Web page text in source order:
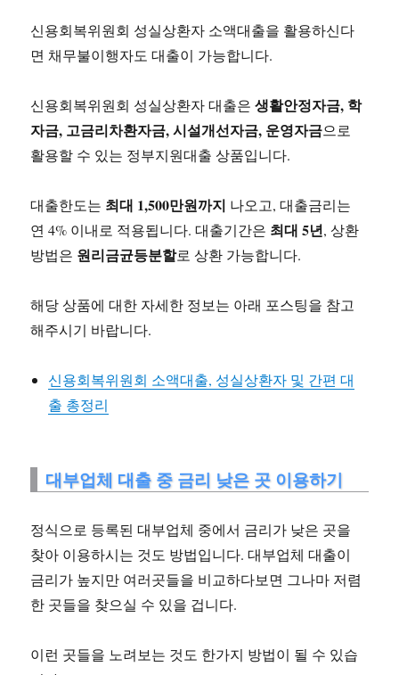
신용회복위원회 성실상환자 소액대출을 활용하신다
면 채무불이행자도 대출이 가능합니다.
신용회복위원회 성실상환자 대출은생활안정자금, 학
자금, 고금리차환자금, 시설개선자금, 운영자금으로
활용할 수 있는 정부지원대출 상품입니다.
대출한도는 최대 1,500만원까지 나오고, 대출금리는
연 4% 이내로 적용됩니다. 대출기간은 최대 5년, 상환
방법은 원리금균등분할로 상환 가능합니다.
해당 상품에 대한 자세한 정보는 아래 포스팅을 참고
해주시기 바랍니다.
신용회복위원회 소액대출, 성실상환자 및 간편 대
출 총정리
대부업체 대출 중 금리 낮은 곳 이용하기
정식으로 등록된 대부업체 중에서 금리가 낮은 곳을
찾아 이용하시는 것도 방법입니다. 대부업체 대출이
금리가 높지만 여러곳들을 비교하다보면 그나마 저렴
한 곳들을 찾으실 수 있을 겁니다.
이런 곳들을 노려보는 것도 한가지 방법이 될 수 있습